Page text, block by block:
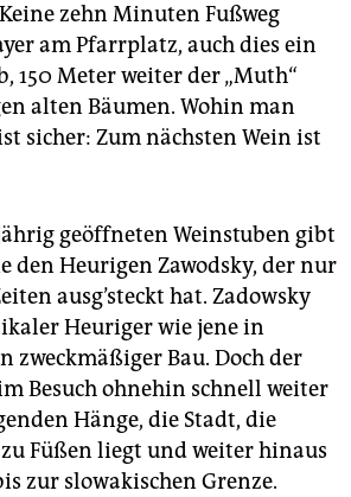
zehn Minuten Fußweg
am Pfarrplatz, auch dies ein
150 Meter weiter der „Muth“
alten Bäumen. Wohin man
sicher: Zum nächsten Wein ist
geöffneten Weinstuben gibt
den Heurigen Zawodsky, der nur
ausg’steckt hat. Zadowsky
Heuriger wie jene in
zweckmäßiger Bau. Doch der
Besuch ohnehin schnell weiter
Hänge, die Stadt, die
Füßen liegt und weiter hinaus
zur slowakischen Grenze.